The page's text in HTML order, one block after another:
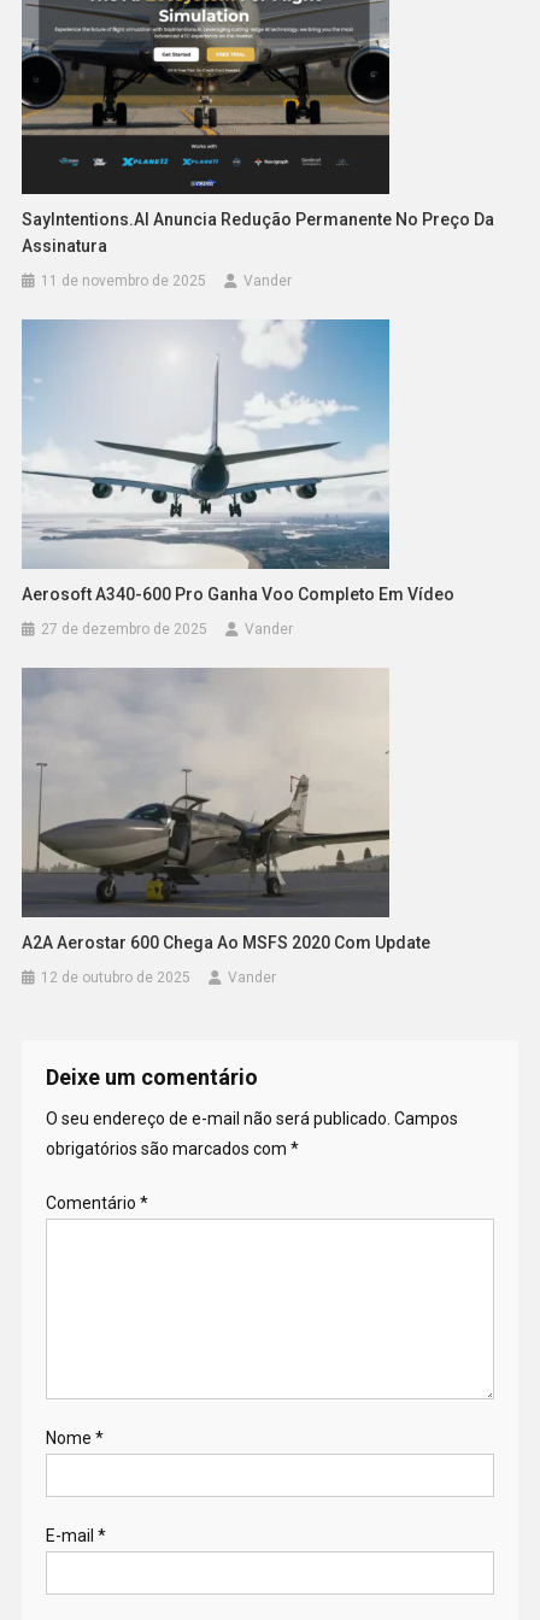
SayIntentions.AI Anuncia Redução Permanente No Preço Da
Assinatura
11 de novembro de 2025 Vander
Aerosoft A340-600 Pro Ganha Voo Completo Em Vídeo
27 de dezembro de 2025 Vander
A2A Aerostar 600 Chega Ao MSFS 2020 Com Update
12 de outubro de 2025 Vander
Deixe um comentário
O seu endereço de e-mail não será publicado. Campos
obrigatórios são marcados com *
Comentário *
Nome *
E-mail *